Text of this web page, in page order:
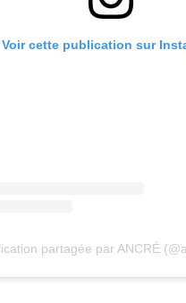
Voir cette publication sur
partagée par ANCRÉ